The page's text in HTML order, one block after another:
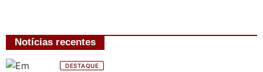
Notícias recentes
DESTAQUE